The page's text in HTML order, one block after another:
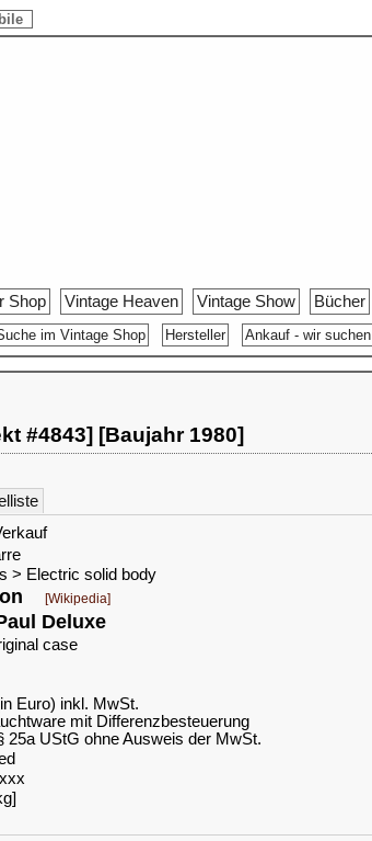
Shop Vintage Heaven Vintage Show Bücher
im Vintage Shop Hersteller Ankauf - wir suchen
#4843] [Baujahr 1980]
> Electric solid body
[Wikipedia]
Deluxe
case
Euro) inkl. MwSt.
mit Differenzbesteuerung
25a UStG ohne Ausweis der MwSt.